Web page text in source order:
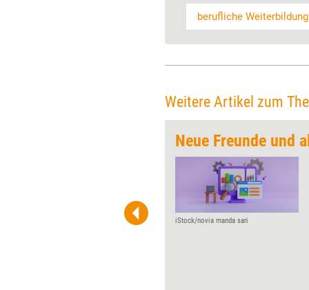
berufliche Weiterbildung
Weitere Artikel zum
Neue Freunde und
iStock/novia manda sari